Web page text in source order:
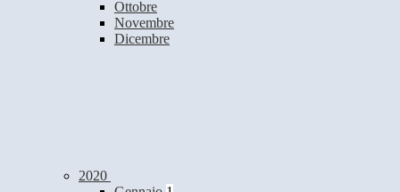
Ottobre
Novembre
Dicembre
2020